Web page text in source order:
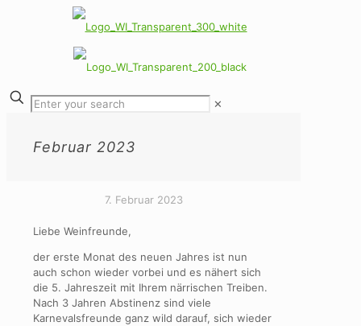
✕
Februar 2023
7. Februar 2023
Liebe Weinfreunde,
der erste Monat des neuen Jahres ist nun
auch schon wieder vorbei und es nähert sich
die 5. Jahreszeit mit Ihrem närrischen Treiben.
Nach 3 Jahren Abstinenz sind viele
Karnevalsfreunde ganz wild darauf, sich wieder